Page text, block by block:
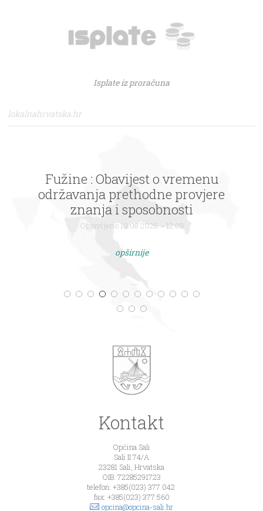
Isplate iz proračuna
lokalnahrvatska.hr
Fužine : Obavijest o vremenu
održavanja prethodne provjere
znanja i sposobnosti
Objavljeno 10.08.2026. - 12:09
opširnije
Kontakt
Općina Sali
Sali II 74/A
23281 Sali, Hrvatska
OIB: 72285291723
telefon: +385(023) 377 042
fax: +385(023) 377 560
opcina@opcina-sali.hr